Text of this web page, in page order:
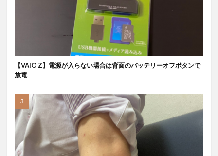
【VAIO Z】電源が入らない場合は背面のバッテリーオフボタンで
放電